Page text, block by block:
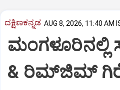
ದಕ್ಷಿಣಕನ್ನಡ AUG 8, 2026, 11:40 AM
ಮಂಗಳೂರಿನಲ್ಲಿ
& ರಿಮ್‌ಜಿಮ್